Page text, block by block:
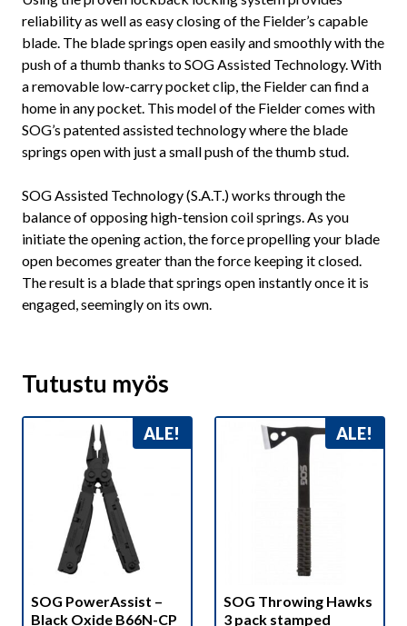
reliability as well as easy closing of the Fielder’s capable
blade. The blade springs open easily and smoothly with the
push of a thumb thanks to SOG Assisted Technology. With
a removable low-carry pocket clip, the Fielder can find a
home in any pocket. This model of the Fielder comes with
SOG’s patented assisted technology where the blade
springs open with just a small push of the thumb stud.
SOG Assisted Technology (S.A.T.) works through the
balance of opposing high-tension coil springs. As you
initiate the opening action, the force propelling your blade
open becomes greater than the force keeping it closed.
The result is a blade that springs open instantly once it is
engaged, seemingly on its own.
Tutustu myös
ALE!
SOG PowerAssist –
Black Oxide B66N-CP
ALE!
SOG Throwing Hawks
3 pack stamped